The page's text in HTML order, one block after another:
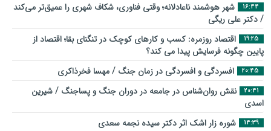
16:44
شهر هوشمند ناعادلانه؛ وقتی فناوری، شکاف شهری را عمیق‌تر می‌کند
/ دکتر علی ریگی
19:25
اقتصاد روزمره: کسب‌ و کارهای کوچک در تنگنای بقا؛ اقتصاد از
پایین چگونه فرسایش پیدا می کند؟
20:45 افسردگی و افسردگی در زمان جنگ / مهسا فخرذاکری
20:41
نقش روان‌شناس در جامعه در دوران جنگ و پساجنگ / شیرین
اسدی
14:39 شوره زار اشک اثر دکتر سیده نجمه سعدی